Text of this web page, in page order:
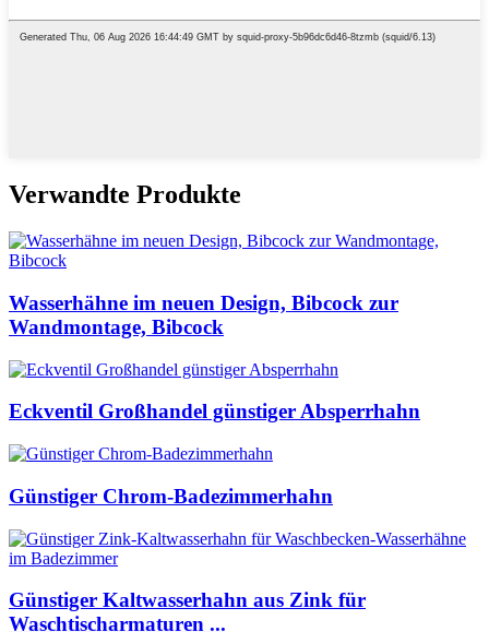
Verwandte Produkte
Wasserhähne im neuen Design, Bibcock zur
Wandmontage, Bibcock
Eckventil Großhandel günstiger Absperrhahn
Günstiger Chrom-Badezimmerhahn
Günstiger Kaltwasserhahn aus Zink für
Waschtischarmaturen ...